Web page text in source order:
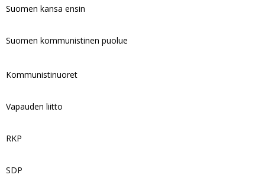
Suomen kansa ensin
Suomen kommunistinen puolue
Kommunistinuoret
Vapauden liitto
RKP
SDP